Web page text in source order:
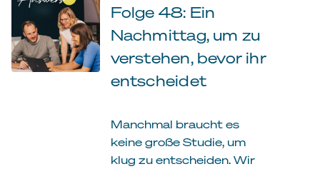
Folge 48: Ein
Nachmittag, um zu
verstehen, bevor ihr
entscheidet
Manchmal braucht es
keine große Studie, um
klug zu entscheiden. Wir